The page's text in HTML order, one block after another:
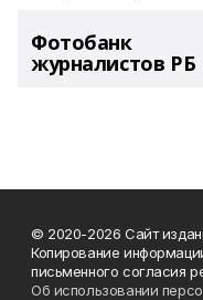
Фотобанк
журналистов РБ
© 2020-2026 Сайт
Копирование
письменного согласия
Об использовании